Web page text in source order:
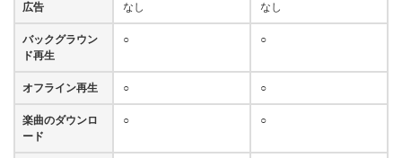
広告 なし なし
バックグラウン
ド再生
○ ○
オフライン再生 ○ ○
楽曲のダウンロ
ード
○ ○